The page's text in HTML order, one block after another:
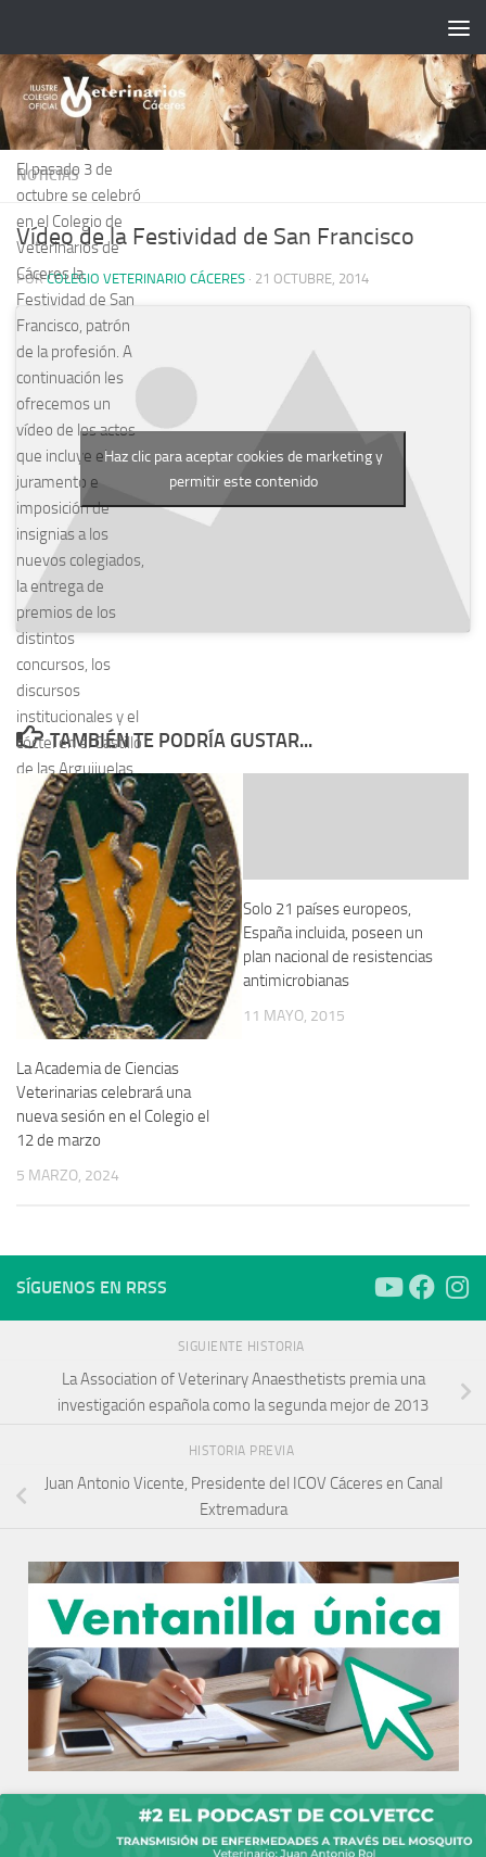
NOTICIAS
Vídeo de la Festividad de San Francisco
PORCOLEGIO VETERINARIO CÁCERES · 21 OCTUBRE, 2014
El pasado 3 de
octubre se celebró
en el Colegio de
Veterinarios de
Cáceres la
Festividad de San
Francisco, patrón
de la profesión. A
continuación les
ofrecemos un
vídeo de los actos
que incluye el
juramento e
imposición de
insignias a los
nuevos colegiados,
la entrega de
premios de los
distintos
concursos, los
discursos
institucionales y el
cóctel en el Castillo
de las Arguijuelas.
Haz clic para aceptar cookies de marketing y
permitir este contenido
TAMBIÉN TE PODRÍA GUSTAR...
La Academia de Ciencias
Veterinarias celebrará una
nueva sesión en el Colegio el
12 de marzo
5 MARZO, 2024
Solo 21 países europeos,
España incluida, poseen un
plan nacional de resistencias
antimicrobianas
11 MAYO, 2015
SÍGUENOS EN RRSS
SIGUIENTE HISTORIA
La Association of Veterinary Anaesthetists premia una
investigación española como la segunda mejor de 2013
HISTORIA PREVIA
Juan Antonio Vicente, Presidente del ICOV Cáceres en Canal
Extremadura